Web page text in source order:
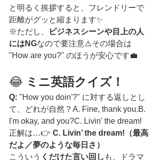
と明るく挨拶すると、フレンドリーで
距離がグッと縮まります✨
※ただし、
ビジネスシーンや目上の人
にはNGなので要注意⚠️その場合は
"How are you?" のほうが安心です💼
😂 ミニ英語クイズ！
Q: "How you doin'?" に対する返しとし
て、どれが自然？A. Fine, thank you.B.
I'm okay, and you?C. Livin' the dream!
正解は…👉 C. Livin’ the dream!（最高
だよ／夢のような毎日さ）
こういう くだけた言い回し も、ドラマ